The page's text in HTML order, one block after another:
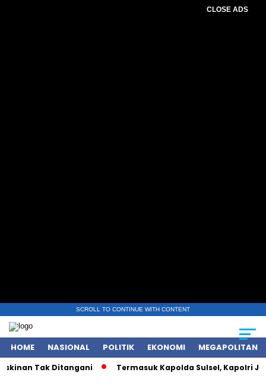
CLOSE ADS
SCROLL TO CONTINUE WITH CONTENT
HOME NASIONAL POLITIK EKONOMI MEGAPOLITAN
Tak Ditangani Termasuk Kapolda Sulsel, Kapolri